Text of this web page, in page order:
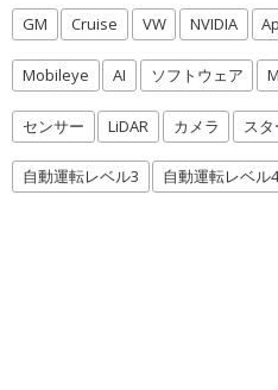
GM Cruise VW NVIDIA
Mobileye AI ソフトウェア
センサー LiDAR カメラ ス
自動運転レベル3 自動運転レベル